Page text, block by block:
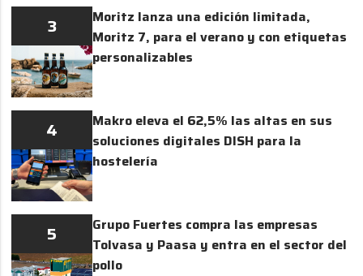
3
Moritz lanza una edición limitada,
Moritz 7, para el verano y con etiquetas
personalizables
4
Makro eleva el 62,5% las altas en sus
soluciones digitales DISH para la
hostelería
5
Grupo Fuertes compra las empresas
Tolvasa y Paasa y entra en el sector del
pollo